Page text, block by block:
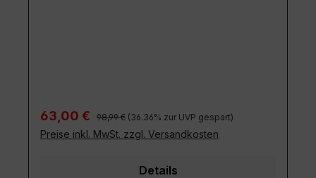
Verkaufspreis:
63,00 € Regulärer Preis:
98,99 € (36.36% zur UVP gespart)
Preise inkl. MwSt. zzgl. Versandkosten
Details